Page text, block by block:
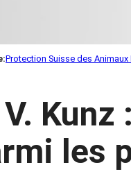
Protection Suisse des Animaux
Kunz
les